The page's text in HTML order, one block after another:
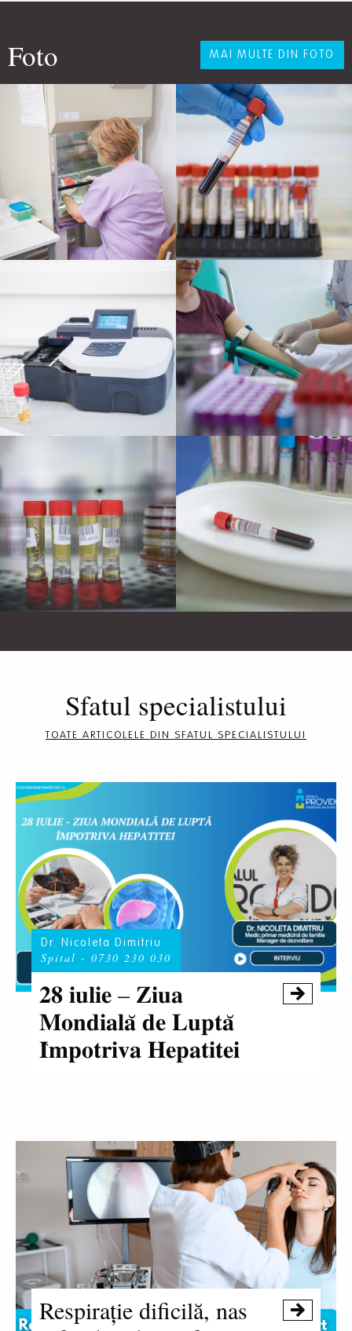
Foto MAI MULTE DIN FOTO
Sfatul specialistului
TOATE ARTICOLELE DIN SFATUL SPECIALISTULUI
Dr. Nicoleta Dimitriu
Spital - 0730 230 030

𝟐𝟖 𝐢𝐮𝐥𝐢𝐞 – 𝐙𝐢𝐮𝐚
𝐌𝐨𝐧𝐝𝐢𝐚𝐥𝐚̆ 𝐝𝐞 𝐋𝐮𝐩𝐭𝐚̆
𝐈̂𝐦𝐩𝐨𝐭𝐫𝐢𝐯𝐚 𝐇𝐞𝐩𝐚𝐭𝐢𝐭𝐞𝐢

Respirație dificilă, nas